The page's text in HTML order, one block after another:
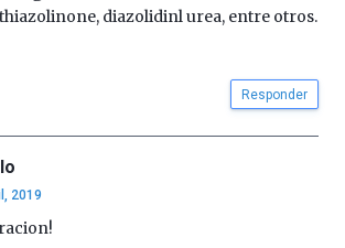
diazolidinl urea, entre otros.
Responder
2019